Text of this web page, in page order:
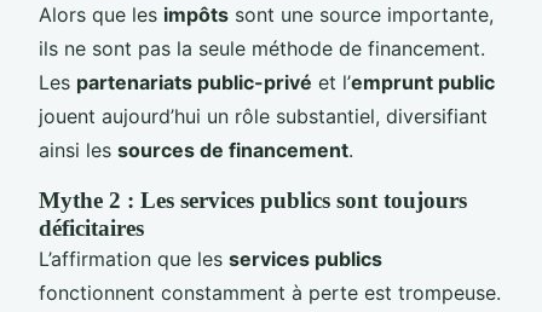
Alors que les impôts sont une source importante,
ils ne sont pas la seule méthode de financement.
Les partenariats public-privé et l’emprunt public
jouent aujourd’hui un rôle substantiel, diversifiant
ainsi les sources de financement.
Mythe 2 : Les services publics sont toujours
déficitaires
L’affirmation que les services publics
fonctionnent constamment à perte est trompeuse.